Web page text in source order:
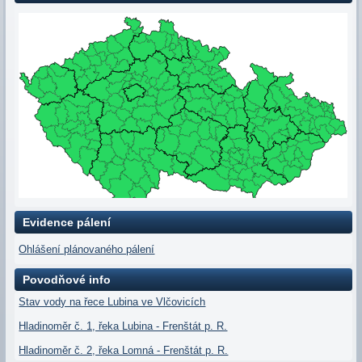
Evidence pálení
Ohlášení plánovaného pálení
Povodňové info
Stav vody na řece Lubina ve Vlčovicích
Hladinoměr č. 1, řeka Lubina - Frenštát p. R.
Hladinoměr č. 2, řeka Lomná - Frenštát p. R.